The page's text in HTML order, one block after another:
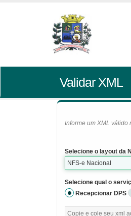
Validar XML
Informe um XML válido
Selecione o layout da
NFS-e Nacional
Selecione qual o
Recepcionar DPS